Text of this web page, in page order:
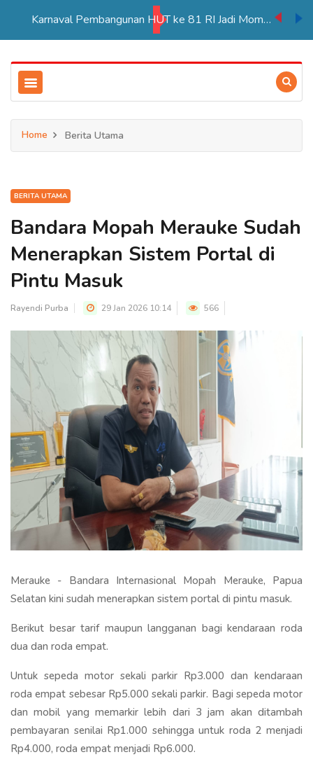
Karnaval Pembangunan HUT ke 81 RI Jadi Momentum Perkuat Persatuan di Merauke
Home Berita Utama
BERITA UTAMA
Bandara Mopah Merauke Sudah
Menerapkan Sistem Portal di
Pintu Masuk
Rayendi Purba 29 Jan 2026 10:14 566
Merauke - Bandara Internasional Mopah Merauke, Papua
Selatan kini sudah menerapkan sistem portal di pintu masuk.
Berikut besar tarif maupun langganan bagi kendaraan roda
dua dan roda empat.
Untuk sepeda motor sekali parkir Rp3.000 dan kendaraan
roda empat sebesar Rp5.000 sekali parkir. Bagi sepeda motor
dan mobil yang memarkir lebih dari 3 jam akan ditambah
pembayaran senilai Rp1.000 sehingga untuk roda 2 menjadi
Rp4.000, roda empat menjadi Rp6.000.